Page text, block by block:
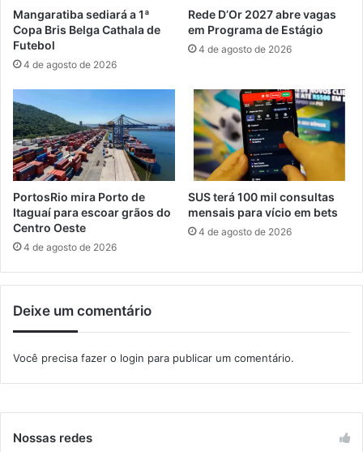
g
e
t
o
r
e
s
n
a
C
a
c
h
e
r
a
t
a
u
a
n
o
d
e
f
u
n
c
i
m
e
t
o
Mangaratiba sediará a 1ª
Copa Bris Belga Cathala de
Futebol
4 de agosto de 2026
Rede D’Or 2027 abre vagas
em Programa de Estágio
4 de agosto de 2026
PortosRio mira Porto de
Itaguaí para escoar grãos do
Centro Oeste
4 de agosto de 2026
SUS terá 100 mil consultas
mensais para vício em bets
4 de agosto de 2026
Deixe um comentário
Você precisa fazer o login para publicar um comentário.
Nossas redes